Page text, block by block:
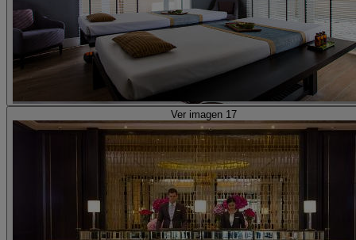
Ver imagen 17